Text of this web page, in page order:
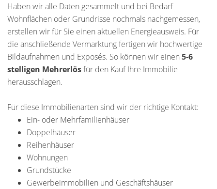
Haben wir alle Daten gesammelt und bei Bedarf
Wohnflächen oder Grundrisse nochmals nachgemessen,
erstellen wir für Sie einen aktuellen Energieausweis. Für
die anschließende Vermarktung fertigen wir hochwertige
Bildaufnahmen und Exposés. So können wir einen 5-6
stelligen Mehrerlösfür den Kauf Ihre Immobilie
herausschlagen.
Für diese Immobilienarten sind wir der richtige Kontakt:
Ein- oder Mehrfamilienhäuser
Doppelhäuser
Reihenhäuser
Wohnungen
Grundstücke
Gewerbeimmobilien und Geschäftshäuser